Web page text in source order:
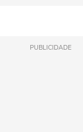
PUBLICIDADE